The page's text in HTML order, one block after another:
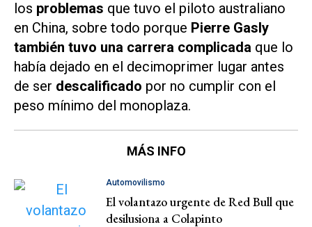
los problemas que tuvo el piloto australiano
en China, sobre todo porque Pierre Gasly
también tuvo una carrera complicada que lo
había dejado en el decimoprimer lugar antes
de ser descalificado por no cumplir con el
peso mínimo del monoplaza.
MÁS INFO
Automovilismo
El volantazo urgente de Red Bull que
desilusiona a Colapinto